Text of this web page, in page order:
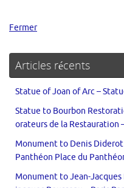
Fermer
Articles récents
Statue of Joan of Arc –
Statue to Bourbon
orateurs de la Restauration
Monument to Denis
Panthéon Place du
Monument to Jean-Jacques